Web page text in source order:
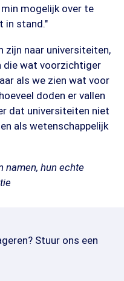
mogelijk over te
in stand."
zijn naar universiteiten,
die wat voorzichtiger
als we zien wat voor
doden er vallen
dat universiteiten niet
als wetenschappelijk
namen, hun echte
Stuur ons een